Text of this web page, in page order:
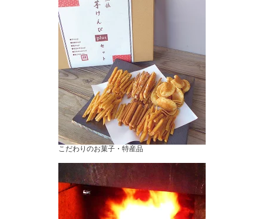
こだわりのお菓子・特産品